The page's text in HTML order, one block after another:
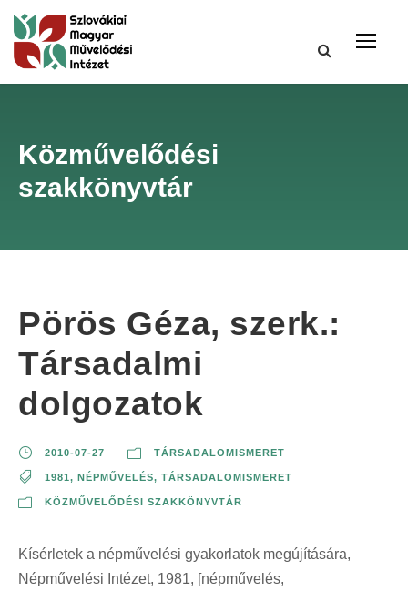
Közművelődési
szakkönyvtár
Pörös Géza, szerk.:
Társadalmi
dolgozatok
2010-07-27 TÁRSADALOMISMERET
1981, NÉPMŰVELÉS, TÁRSADALOMISMERET
KÖZMŰVELŐDÉSI SZAKKÖNYVTÁR
Kísérletek a népművelési gyakorlatok megújítására,
Népművelési Intézet, 1981, [népművelés,